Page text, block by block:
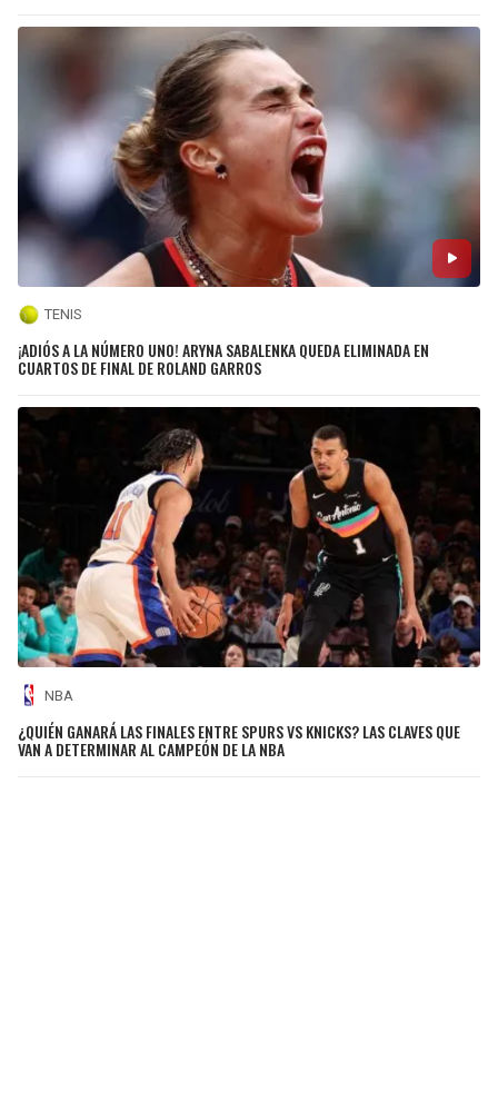
TENIS
¡ADIÓS A LA NÚMERO UNO! ARYNA SABALENKA QUEDA ELIMINADA EN
CUARTOS DE FINAL DE ROLAND GARROS
NBA
¿QUIÉN GANARÁ LAS FINALES ENTRE SPURS VS KNICKS? LAS CLAVES QUE
VAN A DETERMINAR AL CAMPEÓN DE LA NBA